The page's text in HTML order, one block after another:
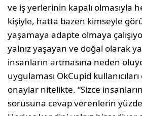
ve iş yerlerinin kapalı olmasıyla
kişiyle, hatta bazen kimseyle
yaşamaya adapte olmaya
yalnız yaşayan ve doğal olarak
insanların artmasına neden
uygulaması OkCupid
onaylar nitelikte. “Sizce insanların
sorusuna cevap verenlerin yüzde